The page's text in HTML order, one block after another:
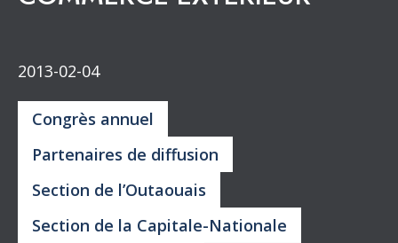
2013-02-04
Congrès annuel
Partenaires de diffusion
Section de l’Outaouais
Section de la Capitale-Nationale